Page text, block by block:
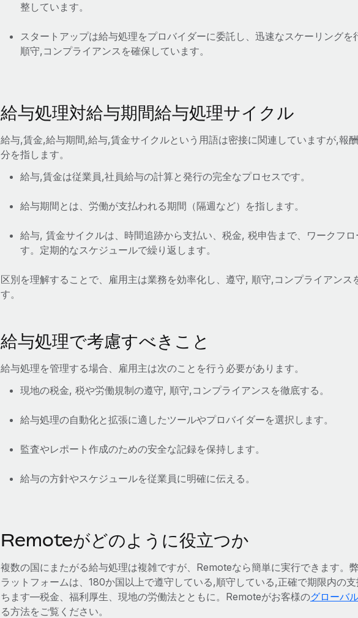
整しています。
スタートアップは給与処理をプロバイダーに委託し、迅速なスケーリングを
順守,コンプライアンスを確保しています。
給与処理対給与期間給与処理サイクル
給与,賃金,給与期間,給与,賃金サイクルという用語は密接に関連していますが,報
分を指します。
給与,賃金は従業員,社員給与の計算と発行の完全なプロセスです。
給与期間とは、労働が支払われる期間（隔週など）を指します。
給与, 賃金サイクルは、時間追跡から支払い、税金, 税申告まで、ワークフロ
す。定期的なスケジュールで繰り返します。
区別を理解することで、雇用主は業務を効率化し、遵守, 順守,コンプライアンス
す。
給与処理で考慮すべきこと
給与処理を管理する場合、雇用主は次のことを行う必要があります。
現地の税金, 税や労働規制の遵守, 順守,コンプライアンスを徹底する。
給与処理の自動化と拡張に適したツールやプロバイダーを選択します。
監査やレポート作成のための安全な記録を保持します。
給与の方針やスケジュールを従業員に明確に伝える。
Remoteがどのように役立つか
複数の国にまたがる給与処理は複雑ですが、Remoteなら簡単に実行できます。
ラットフォームは、180か国以上で遵守している,順守している,正確で期限内の
ちます‌—税金、福利厚生、現地の労働法とともに。Remoteがお客様のグローバ
る方法をご覧ください。